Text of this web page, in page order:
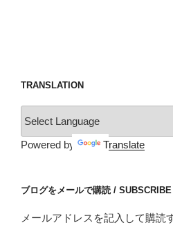
TRANSLATION
Powered by Translate
ブログをメールで購読 /
メールアドレスを記入して購読